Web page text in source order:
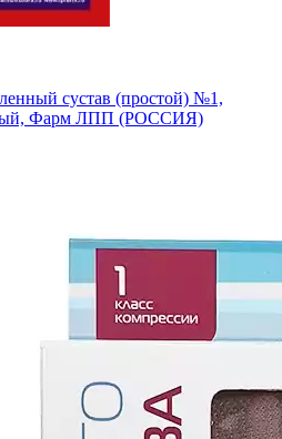
сустав (простой) №1,
Фарм ЛПП (РОССИЯ)